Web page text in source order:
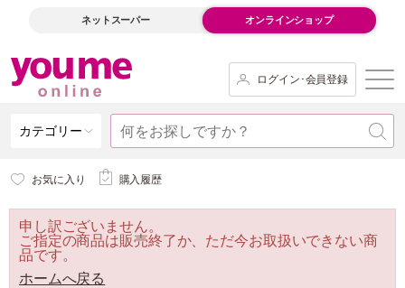
ネットスーパー オンラインショップ
ログイン･会員登録
カテゴリー
お気に入り 購入履歴
申し訳ございません。
ご指定の商品は販売終了か、ただ今お取扱いできない商
品です。
ホームへ戻る